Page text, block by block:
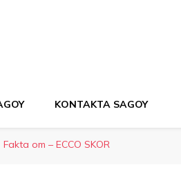
KONTAKTA SAGOY
Fakta om – ECCO SKOR